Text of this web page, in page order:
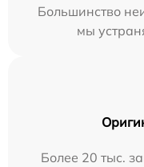
Большинство
мы
Более 20 тыс.